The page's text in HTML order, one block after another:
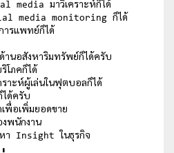
media มาวิเคราะห์ก็ได้
media monitoring ก็ได้
ารแพทย์ก็ได้
านอสังหาริมทรัพย์ก็ได้ครับ
โภคก็ได้
าะห์ผู้เล่นในฟุตบอลก็ได้
ได้ครับ
เพื่อเพิ่มยอดขาย
งพนักงาน
หา Insight ในธุรกิจ